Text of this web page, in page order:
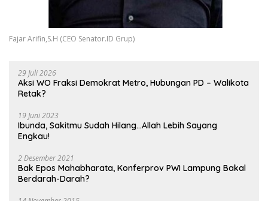
Fajar Arifin,S.H (CEO Senator.ID Grup)
29 Juli 2026
Aksi WO Fraksi Demokrat Metro, Hubungan PD – Walikota
Retak?
19 Juni 2023
Ibunda, Sakitmu Sudah Hilang…Allah Lebih Sayang
Engkau!
2 Desember 2021
Bak Epos Mahabharata, Konferprov PWI Lampung Bakal
Berdarah-Darah?